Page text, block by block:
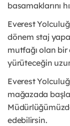
basamaklarını
Everest
dönem staj
mutfağı olan bir
yürüteceğin
Everest
mağazada
edebilirsin.